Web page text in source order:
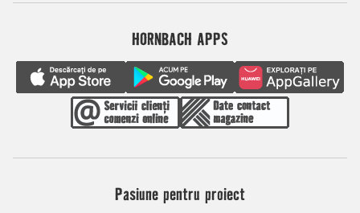
HORNBACH APPS
Pasiune pentru proiect